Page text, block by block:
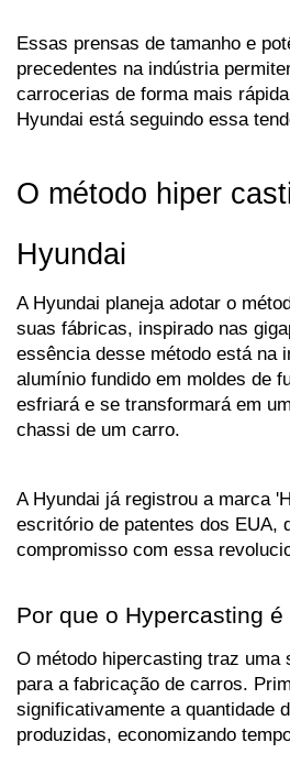
Essas prensas de tamanho e
precedentes na indústria
carrocerias de forma mais
Hyundai está seguindo essa
O método hiper
Hyundai
A Hyundai planeja adotar o
suas fábricas, inspirado nas
essência desse método está na
alumínio fundido em moldes de
esfriará e se transformará em
chassi de um carro.
A Hyundai já registrou a marca
escritório de patentes dos EUA,
compromisso com essa
Por que o Hypercasting
O método hipercasting traz uma
para a fabricação de carros.
significativamente a quantidade
produzidas, economizando